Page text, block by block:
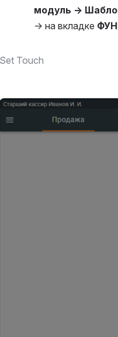
модуль →
→ на вкладке
Set Touch
Открыть файл «»